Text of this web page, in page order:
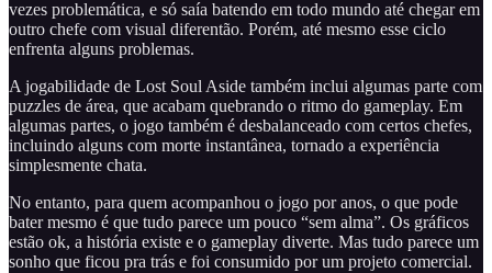
vezes problemática, e só saía batendo em todo mundo até chegar em
outro chefe com visual diferentão. Porém, até mesmo esse ciclo
enfrenta alguns problemas.
A jogabilidade de Lost Soul Aside também inclui algumas parte com
puzzles de área, que acabam quebrando o ritmo do gameplay. Em
algumas partes, o jogo também é desbalanceado com certos chefes,
incluindo alguns com morte instantânea, tornado a experiência
simplesmente chata.
No entanto, para quem acompanhou o jogo por anos, o que pode
bater mesmo é que tudo parece um pouco “sem alma”. Os gráficos
estão ok, a história existe e o gameplay diverte. Mas tudo parece um
sonho que ficou pra trás e foi consumido por um projeto comercial.